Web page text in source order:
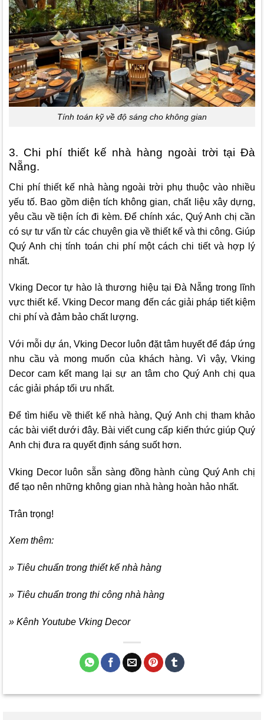
Tính toán kỹ về độ sáng cho không gian
3. Chi phí thiết kế nhà hàng ngoài trời tại Đà
Nẵng.
Chi phí thiết kế nhà hàng ngoài trời phụ thuộc vào nhiều
yếu tố. Bao gồm diện tích không gian, chất liệu xây dựng,
yêu cầu về tiện ích đi kèm. Để chính xác, Quý Anh chị cần
có sự tư vấn từ các chuyên gia về thiết kế và thi công. Giúp
Quý Anh chị tính toán chi phí một cách chi tiết và hợp lý
nhất.
Vking Decortự hào là thương hiệu tại Đà Nẵng trong lĩnh
vực thiết kế. Vking Decor mang đến các giải pháp tiết kiệm
chi phí và đảm bảo chất lượng.
Với mỗi dự án, Vking Decor luôn đặt tâm huyết để đáp ứng
nhu cầu và mong muốn của khách hàng. Vì vậy, Vking
Decor cam kết mang lại sự an tâm cho Quý Anh chị qua
các giải pháp tối ưu nhất.
Để tìm hiểu về thiết kế nhà hàng, Quý Anh chị tham khảo
các bài viết dưới đây. Bài viết cung cấp kiến thức giúp Quý
Anh chị đưa ra quyết định sáng suốt hơn.
Vking Decorluôn sẵn sàng đồng hành cùng Quý Anh chị
để tạo nên những không gian nhà hàng hoàn hảo nhất.
Trân trọng!
Xem thêm:
» Tiêu chuẩn trong thiết kế nhà hàng
» Tiêu chuẩn trong thi công nhà hàng
» Kênh Youtube Vking Decor